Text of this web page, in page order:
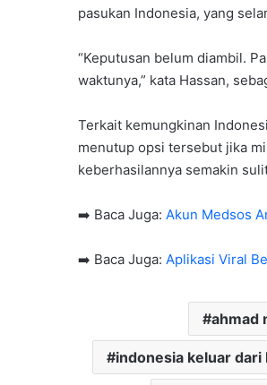
pasukan Indonesia, yang
“Keputusan belum diambil.
waktunya,” kata Hassan,
Terkait kemungkinan
menutup opsi tersebut jika
keberhasilannya semakin
➡️ Baca Juga: Akun Medsos
➡️ Baca Juga: Aplikasi Viral
ahmad
indonesia keluar dari